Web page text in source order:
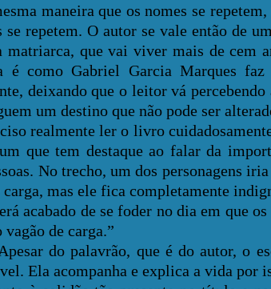
maneira que os nomes se repetem,
se repetem. O autor se vale então de
matriarca, que vai viver mais de cem
é como Gabriel Garcia Marques
deixando que o leitor vá percebendo
um destino que não pode ser
ler o livro cuidadosamente
que tem destaque ao falar da
No trecho, um dos personagens
carga, mas ele fica completamente
acabado de se foder no dia em que
de carga.”
palavrão, que é do autor, o
Ela acompanha e explica a vida por